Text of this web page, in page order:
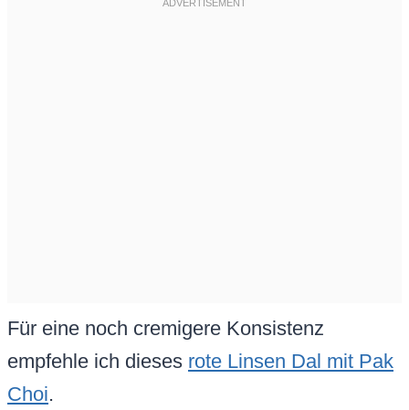
Für eine noch cremigere Konsistenz
empfehle ich dieses rote Linsen Dal mit Pak
Choi.